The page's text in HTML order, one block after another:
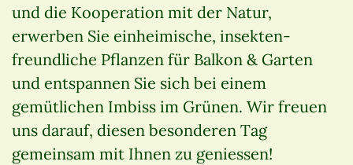
und die Kooperation mit der Natur,
erwerben Sie einheimische, insekten­
freundliche Pflanzen für Balkon & Garten
und entspannen Sie sich bei einem
gemütlichen Imbiss im Grünen. Wir freuen
uns darauf, diesen besonderen Tag
gemeinsam mit Ihnen zu geniessen!